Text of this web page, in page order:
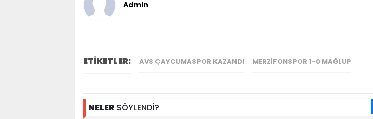
Admin
ETİKETLER: AVS ÇAYCUMASPOR KAZANDI MERZIFONSPOR 1-0 MAĞLUP
NELER SÖYLENDİ?